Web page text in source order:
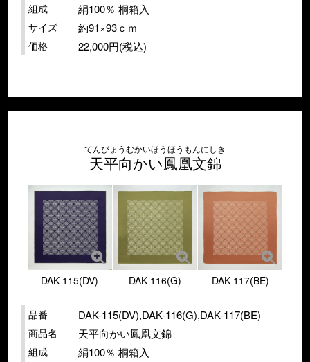
組成
絹100％ 桐箱入
サイズ
約91×93ｃｍ
価格
22,000円(税込)
てんぴょうむかいほうほうもんにしき
天平向かい鳳凰文錦
DAK-115(DV) DAK-116(G) DAK-117(BE)
品番
DAK-115(DV),DAK-116(G),DAK-117(BE)
商品名
天平向かい鳳凰文錦
組成
絹100％ 桐箱入